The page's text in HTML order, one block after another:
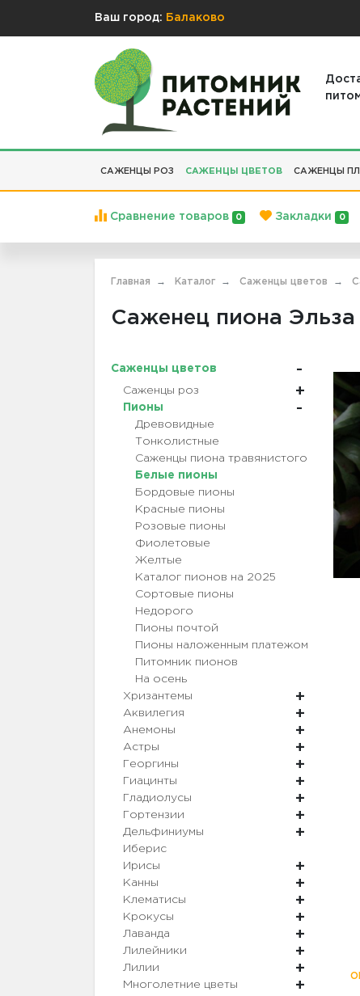
Ваш город: Балаково
САЖЕНЦЫ РОЗ САЖЕНЦЫ ЦВЕТОВ САЖЕНЦЫ
Сравнение товаров 0 Закладки 0
Главная Каталог Саженцы цветов
Саженец пиона Эльза
Саженцы цветов
Саженцы роз
Пионы
Древовидные
Тонколистные
Саженцы пиона травянистого
Белые пионы
Бордовые пионы
Красные пионы
Розовые пионы
Фиолетовые
Желтые
Каталог пионов на 2025
Сортовые пионы
Недорого
Пионы почтой
Пионы наложенным платежом
Питомник пионов
На осень
Хризантемы
Аквилегия
Анемоны
Астры
Георгины
Гиацинты
Гладиолусы
Гортензии
Дельфиниумы
Иберис
Ирисы
Канны
Клематисы
Крокусы
Лаванда
Лилейники
Лилии
Многолетние цветы